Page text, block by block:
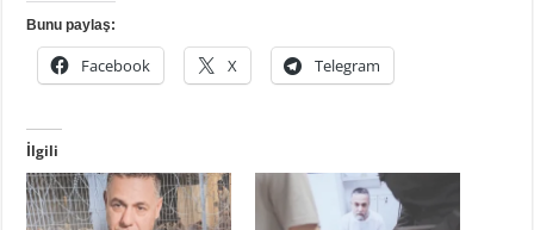
Bunu paylaş:
Facebook X Telegram
İlgili